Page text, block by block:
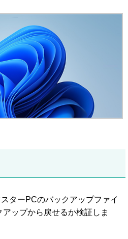
ターPCのバックアップファイ
ップから戻せるか検証しま